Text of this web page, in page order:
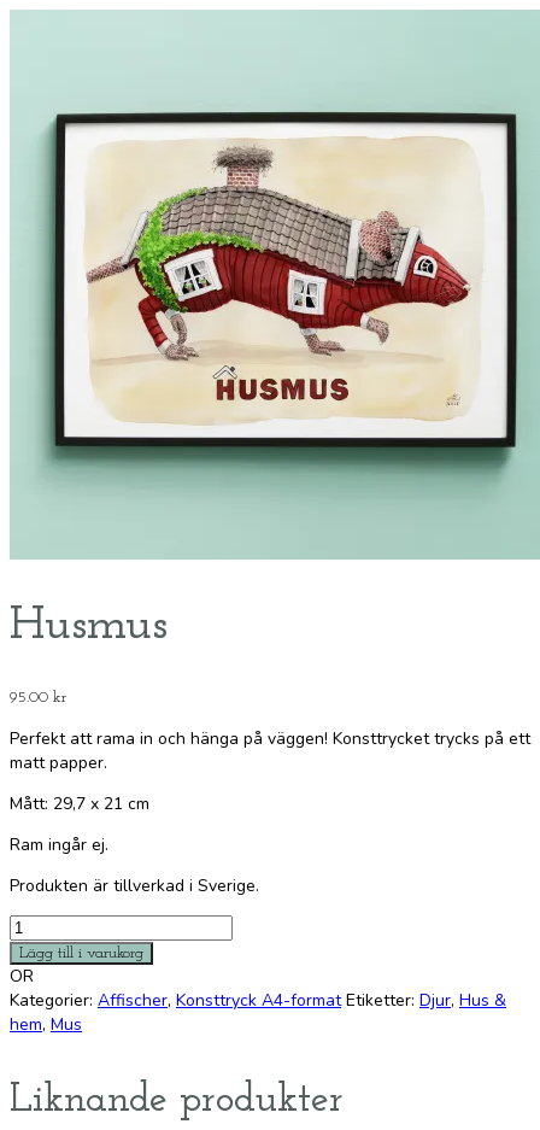
Husmus
95.00 kr
Perfekt att rama in och hänga på väggen! Konsttrycket trycks på ett
matt papper.
Mått: 29,7 x 21 cm
Ram ingår ej.
Produkten är tillverkad i Sverige.
Husmus
mängd
Lägg till i varukorg
OR
Kategorier: Affischer, Konsttryck A4-format Etiketter: Djur, Hus &
hem, Mus
Liknande produkter